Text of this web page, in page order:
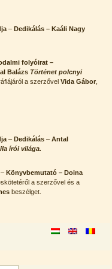
– Dedikálás – Kaáli Nagy
folyóirat –
Balázs Történet polcnyi
a szerzővel Vida Gábor
– Dedikálás – Antal
írói világa.
– Könyvbemutató – Doina
a szerzővel és a
beszélget.